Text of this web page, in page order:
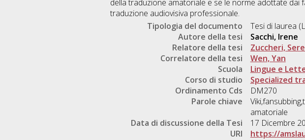
della traduzione amatoriale e se le norme adottate dai
traduzione audiovisiva professionale.
Tipologia del documento
Tesi di laurea
Autore della tesi
Sacchi, Irene
Relatore della tesi
Zuccheri,
Correlatore della tesi
Wen, Yan
Scuola
Lingue e
Corso di studio
Specialized
Ordinamento Cds
DM270
Parole chiave
amatoriale
Data di discussione della Tesi
17 Dicembre
URI
https://